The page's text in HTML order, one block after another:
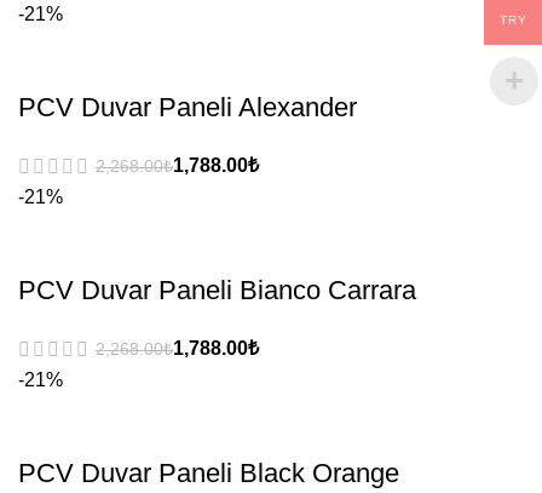
-21%
PCV Duvar Paneli Alexander
₺
₺
-21%
PCV Duvar Paneli Bianco Carrara
₺
₺
-21%
PCV Duvar Paneli Black Orange
TRY